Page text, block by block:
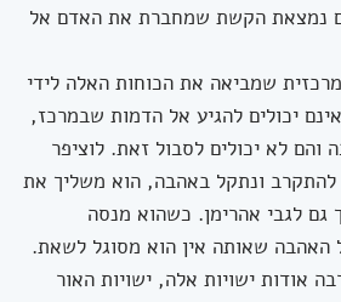
נמצאת הקשת שמחברת את האדם אל
שמביאה את הכוחות האלה לידי
יכולים להגיע אל הדמות שבמרכז,
והם לא יכולים לסבול זאת. לוציפר
ונתקל באהבה, הוא משליך את
גם לגבי אהרימן. כשהוא מנסה
שאותה אין הוא מסוגל לשאת.
אודות ישויות אלה, ישויות האור